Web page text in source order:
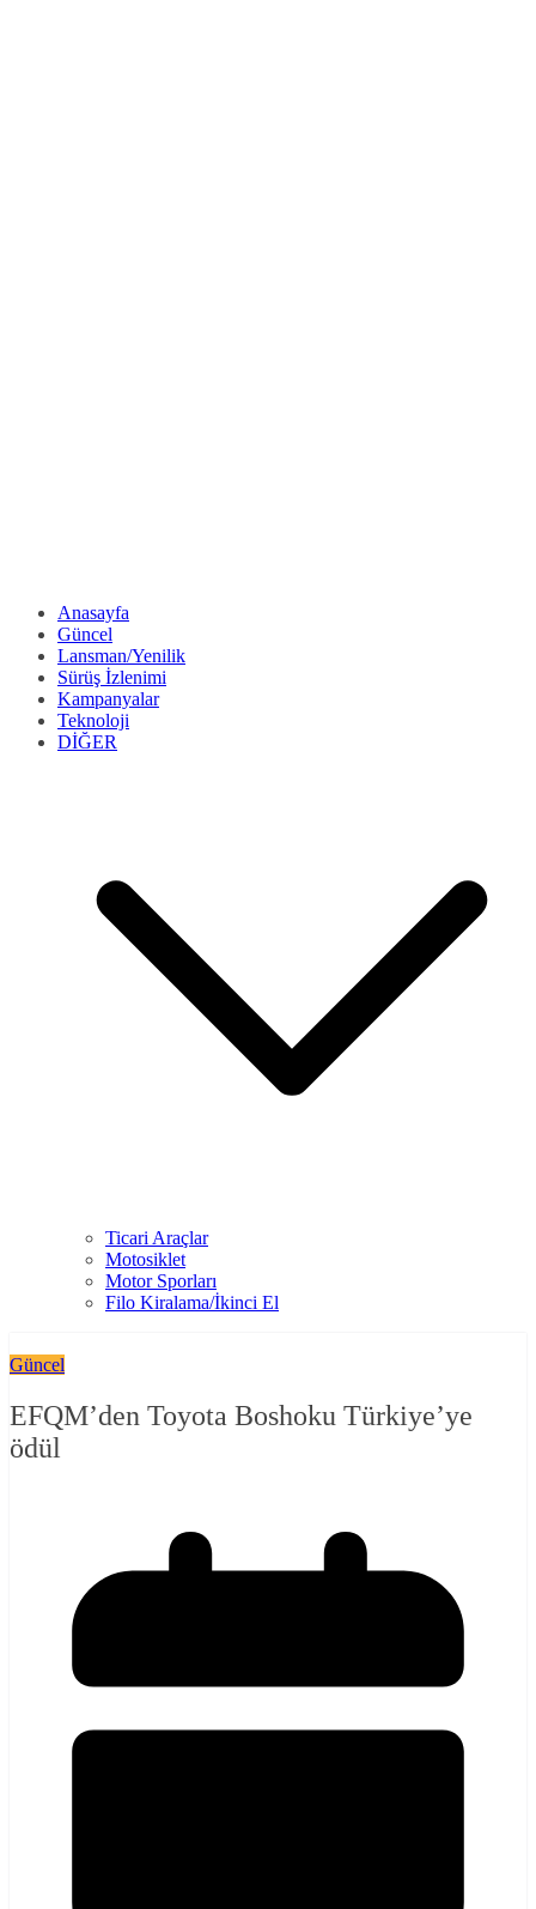
Anasayfa
Güncel
Lansman/Yenilik
Sürüş İzlenimi
Kampanyalar
Teknoloji
DİĞER
Ticari Araçlar
Motosiklet
Motor Sporları
Filo Kiralama/İkinci El
Güncel
EFQM’den Toyota Boshoku Türkiye’ye
ödül